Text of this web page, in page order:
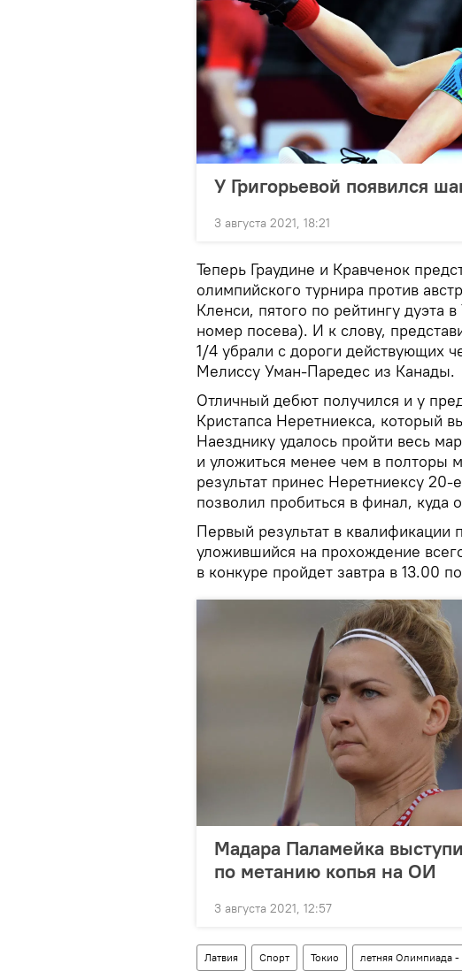
У Григорьевой появился
3 августа 2021, 18:21
Теперь Граудине и Кравченок
олимпийского турнира против
Кленси, пятого по рейтингу дуэта
номер посева). И к слову,
1/4 убрали с дороги действующих
Мелиссу Уман-Паредес из Канады.
Отличный дебют получился и у
Кристапса Неретниекса, который
Наезднику удалось пройти весь
и уложиться менее чем в полторы
результат принес Неретниексу 20-
позволил пробиться в финал, куда
Первый результат в квалификации
уложившийся на прохождение
в конкуре пройдет завтра в 13.00
Мадара Паламейка
по метанию копья на ОИ
3 августа 2021, 12:57
Латвия Спорт Токио летняя Олимпиада